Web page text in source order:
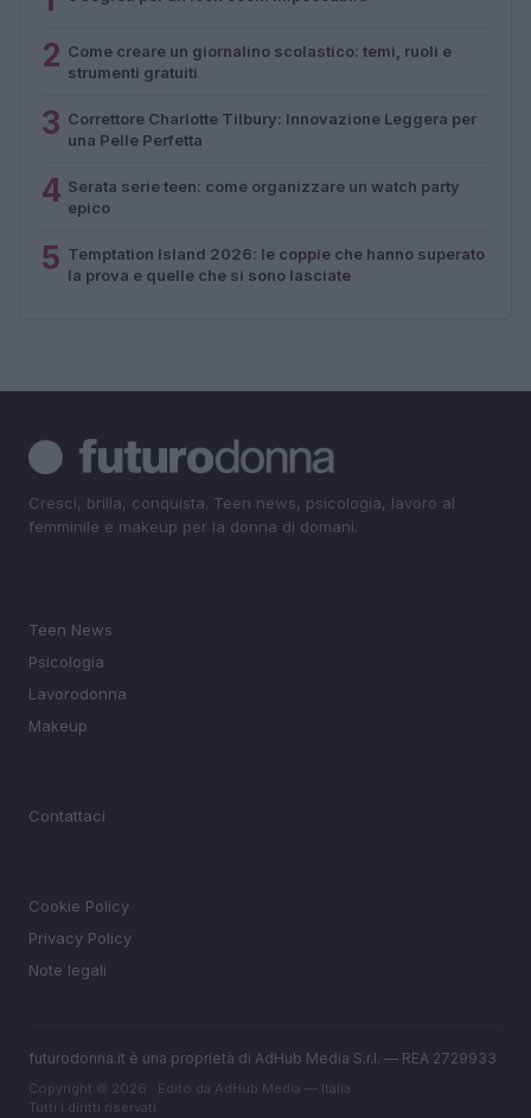
2 Come creare un giornalino scolastico: temi, ruoli e
strumenti gratuiti
3 Correttore Charlotte Tilbury: Innovazione Leggera per
una Pelle Perfetta
4 Serata serie teen: come organizzare un watch party
epico
5 Temptation Island 2026: le coppie che hanno superato
la prova e quelle che si sono lasciate
Cresci, brilla, conquista. Teen news, psicologia, lavoro al
femminile e makeup per la donna di domani.
Teen News
Psicologia
Lavorodonna
Makeup
Contattaci
Cookie Policy
Privacy Policy
Note legali
futurodonna.it è una proprietà di AdHub Media S.r.l. — REA 2729933
Copyright © 2026 · Edito da AdHub Media — Italia
Tutti i diritti riservati